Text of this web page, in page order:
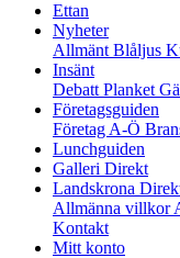
Ettan
Nyheter
Allmänt Blåljus
Insänt
Debatt Planket
Företagsguiden
Företag A-Ö
Lunchguiden
Galleri Direkt
Landskrona
Allmänna villkor
Kontakt
Mitt konto